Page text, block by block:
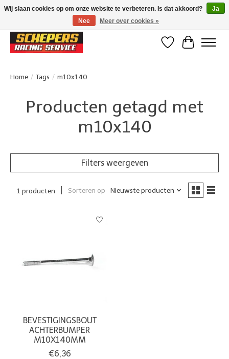
Klanten beoordelen ons met een 4,8/5 op Google reviews
Verlanglijst
Home / Tags / m10x140
Producten getagd met
m10x140
Filters weergeven
1 producten Sorteren op Nieuwste producten
BEVESTIGINGSBOUT
ACHTERBUMPER
M10X140MM
€6,36
Wij slaan cookies op om onze website te verbeteren. Is dat akkoord?
Ja
Nee
Meer over cookies »